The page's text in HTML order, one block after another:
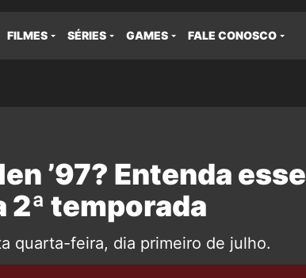
FILMES SÉRIES GAMES FALE CONOSCO
’97? Entenda esse
2ª temporada
quarta-feira, dia primeiro de julho.